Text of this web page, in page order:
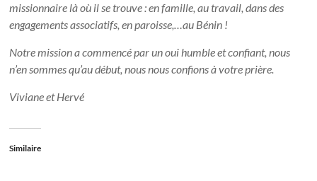
missionnaire là où il se trouve : en famille, au travail, dans des
engagements associatifs, en paroisse,…au Bénin !
Notre mission a commencé par un oui humble et confiant, nous
n’en sommes qu’au début, nous nous confions à votre prière.
Viviane et Hervé
Similaire